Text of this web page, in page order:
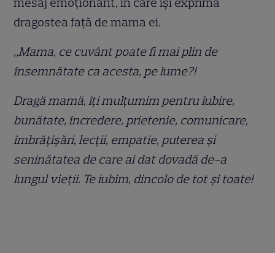
dragostea față de mama ei.
„Mama, ce cuvânt poate fi mai plin de
însemnătate ca acesta, pe lume?!
Dragă mamă, îți mulțumim pentru iubire,
bunătate, încredere, prietenie, comunicare,
îmbrățișări, lecții, empatie, puterea și
seninătatea de care ai dat dovadă de-a
lungul vieții. Te iubim, dincolo de tot și toate!